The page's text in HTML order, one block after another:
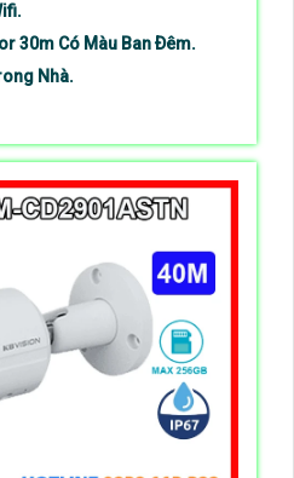
30m Có Màu Ban Ðêm.
Nhà.